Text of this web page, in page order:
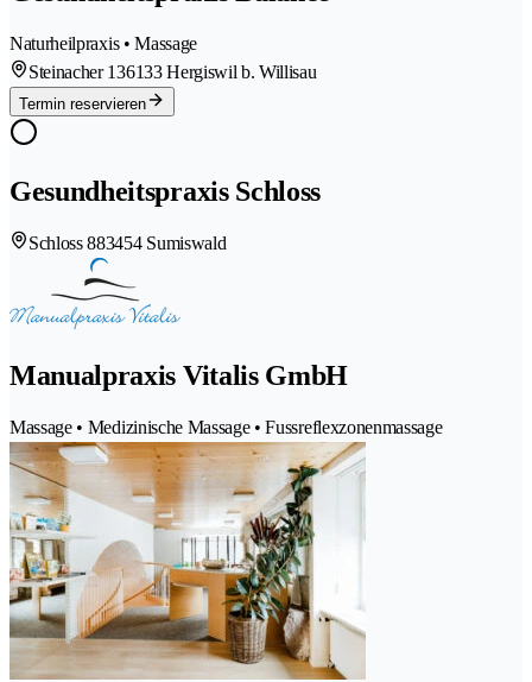
Naturheilpraxis • Massage
Steinacher 136133 Hergiswil b. Willisau
Termin reservieren
Gesundheitspraxis Schloss
Schloss 883454 Sumiswald
Manualpraxis Vitalis GmbH
Massage • Medizinische Massage • Fussreflexzonenmassage